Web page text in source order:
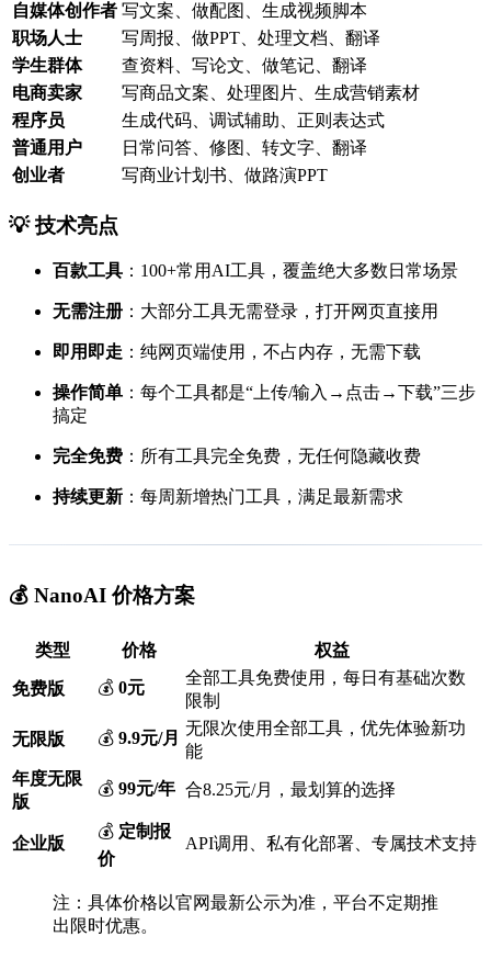
自媒体创作者 写文案、做配图、生成视频脚本
职场人士
写周报、做PPT、处理文档、翻译
学生群体
查资料、写论文、做笔记、翻译
电商卖家
写商品文案、处理图片、生成营销素材
程序员
生成代码、调试辅助、正则表达式
普通用户
日常问答、修图、转文字、翻译
创业者
写商业计划书、做路演PPT
💡 技术亮点
百款工具 ：100+常用AI工具，覆盖绝大多数日常场景
无需注册 ：大部分工具无需登录，打开网页直接用
即用即走 ：纯网页端使用，不占内存，无需下载
操作简单 ：每个工具都是“上传/输入→点击→下载”三步
搞定
完全免费 ：所有工具完全免费，无任何隐藏收费
持续更新 ：每周新增热门工具，满足最新需求
💰 NanoAI 价格方案
类型 价格 权益
免费版 💰 0元
全部工具免费使用，每日有基础次数
限制
无限版 💰 9.9元/月
无限次使用全部工具，优先体验新功
能
年度无限
版
💰 99元/年 合8.25元/月，最划算的选择
企业版
💰 定制报
价
API调用、私有化部署、专属技术支持
注：具体价格以官网最新公示为准，平台不定期推
出限时优惠。